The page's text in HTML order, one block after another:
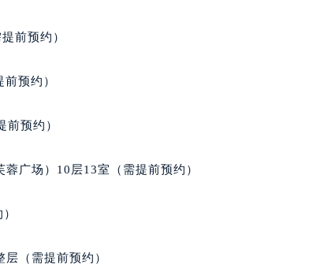
蒂售后服务中心（需提前预约）
（需提前预约）
需提前预约）
中心（需提前预约）
（需提前预约）
需提前预约）
前预约）
预约）
预约）
广场）10层13室（需提前预约）
（需提前预约）